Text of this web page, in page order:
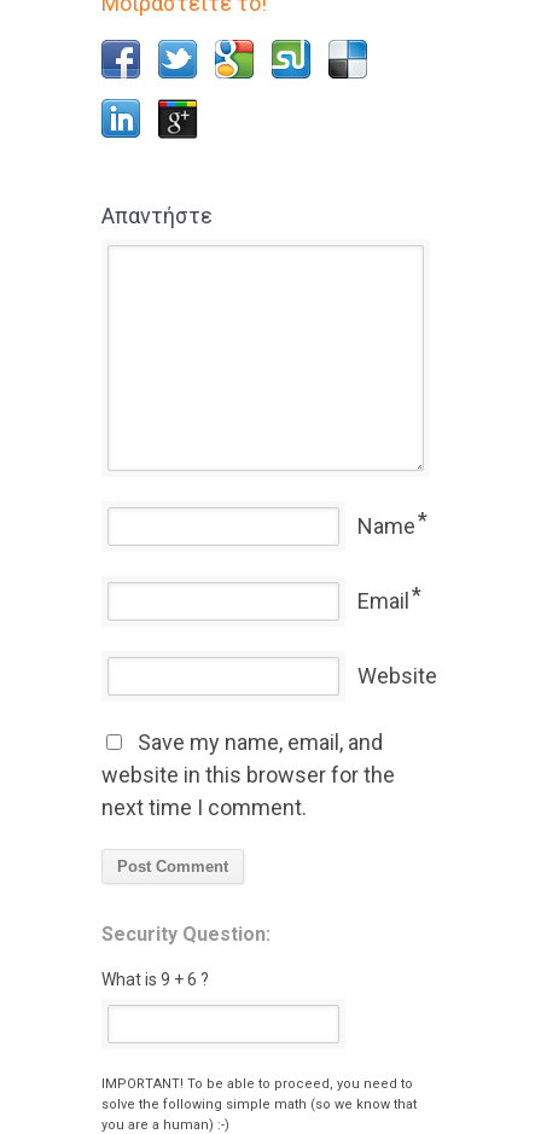
Απαντήστε
Name*
Email *
Website
Save my name, email, and
website in this browser for the
next time I comment.
Security Question:
What is 9 + 6 ?
IMPORTANT! To be able to proceed, you need to
solve the following simple math (so we know that
you are a human) :-)